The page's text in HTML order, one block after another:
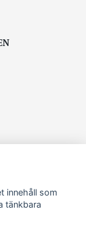
FÖRST
innehåll som
tänkbara